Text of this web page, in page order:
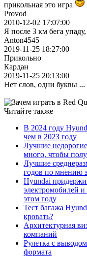
прикольная это игра
Provod
2010-12-02 17:07:00
Я после 3 км бега
Anton4545
2019-11-25 18:27:00
Прикольно
Кардан
2019-11-25 20:13:00
Нет слов, одни буквы ...
Читайте также
В 2024 году
чем в 2023 году
Лучшие
много, чтобы
Лучшие
годов по мнению
Hyundai
электромобилей
этом году
Тест багажа
кровать?
Архитектурная
компаний
Рулетка с
формата